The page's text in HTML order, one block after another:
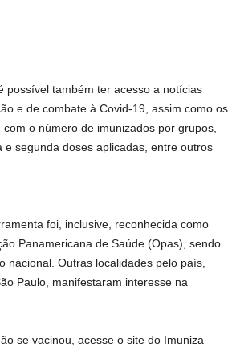
possível também ter acesso a notícias
e de combate à Covid-19, assim como os
o número de imunizados por grupos,
e segunda doses aplicadas, entre outros
foi, inclusive, reconhecida como
Panamericana de Saúde (Opas), sendo
nacional. Outras localidades pelo país,
Paulo, manifestaram interesse na
se vacinou, acesse o site do Imuniza